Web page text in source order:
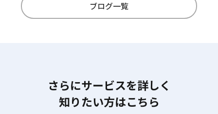
ブログ一覧
さらにサービスを詳しく
知りたい方はこちら